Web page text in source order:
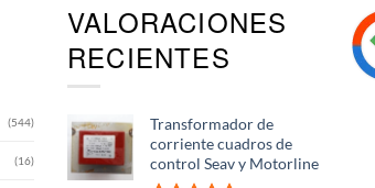
(544)
(16)
VALORACIONES
RECIENTES
Transformador de
corriente cuadros de
control Seav y Motorline